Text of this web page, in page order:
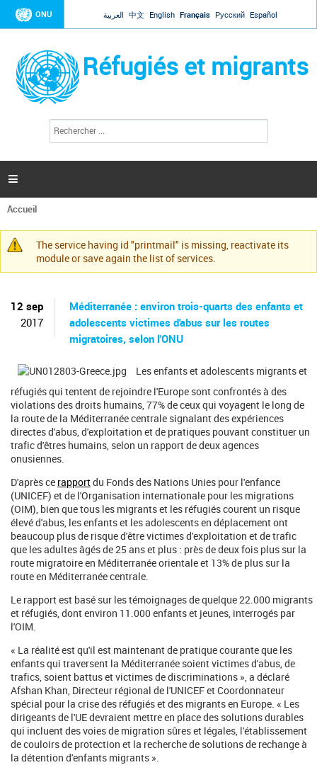
Jump to navigation
ONU العربية 中文 English Français Русский Español
Réfugiés et migrants
l
c
h

Vous
êtes
ici
Accueil
Message
d'avertissement
The service having id "printmail" is missing, reactivate its
module or save again the list of services.
12 sep
2017
Méditerranée : environ trois-quarts des enfants et
adolescents victimes d'abus sur les routes
migratoires, selon l'ONU
Les enfants et adolescents migrants et
réfugiés qui tentent de rejoindre l'Europe sont confrontés à des
violations des droits humains, 77% de ceux qui voyagent le long de
la route de la Méditerranée centrale signalant des expériences
directes d'abus, d'exploitation et de pratiques pouvant constituer un
trafic d'êtres humains, selon un rapport de deux agences
onusiennes.
D'après ce rapportdu Fonds des Nations Unies pour l'enfance
(UNICEF) et de l'Organisation internationale pour les migrations
(OIM), bien que tous les migrants et les réfugiés courent un risque
élevé d'abus, les enfants et les adolescents en déplacement ont
beaucoup plus de risque d'être victimes d'exploitation et de trafic
que les adultes âgés de 25 ans et plus : près de deux fois plus sur la
route migratoire en Méditerranée orientale et 13% de plus sur la
route en Méditerranée centrale.
Le rapport est basé sur les témoignages de quelque 22.000 migrants
et réfugiés, dont environ 11.000 enfants et jeunes, interrogés par
l'OIM.
« La réalité est qu'il est maintenant de pratique courante que les
enfants qui traversent la Méditerranée soient victimes d'abus, de
trafics, soient battus et victimes de discriminations », a déclaré
Afshan Khan, Directeur régional de l'UNICEF et Coordonnateur
spécial pour la crise des réfugiés et des migrants en Europe. « Les
dirigeants de l'UE devraient mettre en place des solutions durables
qui incluent des voies de migration sûres et légales, l'établissement
de couloirs de protection et la recherche de solutions de rechange à
la détention d'enfants migrants ».